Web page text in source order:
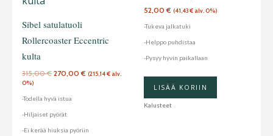
Sibel satulatuoli
Rollercoaster Eccentric
kulta
315,00€ 270,00€ (215,14€ alv.
0%)
-Todella hyvä istua
-Hiljaiset pyörät
-Ei kerää hiuksia pyöriin
52,00€ (41,43€ alv. 0%)
-Tukeva jalkatuki
-Helppo puhdistaa
-Pysyy hyvin paikallaan
LISÄÄ KORIIN
Kalusteet